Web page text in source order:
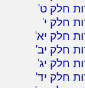
חלק ט'
חלק י'
חלק יא'
חלק יב'
חלק יג'
חלק יד'